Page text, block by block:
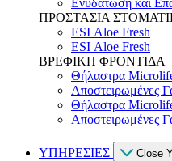
Ενυδάτωση και
ΠΡΟΣΤΑΣΙΑ
ESI Αloe Fresh
ESI Αloe Fresh
ΒΡΕΦΙΚΗ ΦΡΟΝΤΙΔΑ
Θήλαστρα
Αποστειρωμένες
Θήλαστρα
Αποστειρωμένες
ΥΠΗΡΕΣΙΕΣ Close